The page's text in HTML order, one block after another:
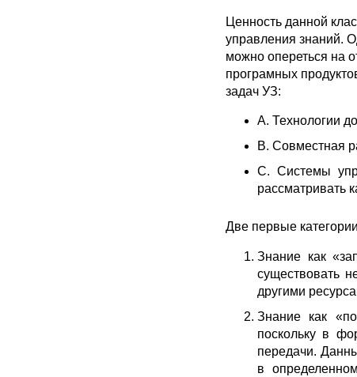
Ценность данной
управления знаний.
можно опереться на
програмных
задач УЗ:
А. Технологии
В. Совместная
С. Системы
рассматривать
Две первые
Знание как
существовать
другими
Знание как
поскольку в
передачи.
в